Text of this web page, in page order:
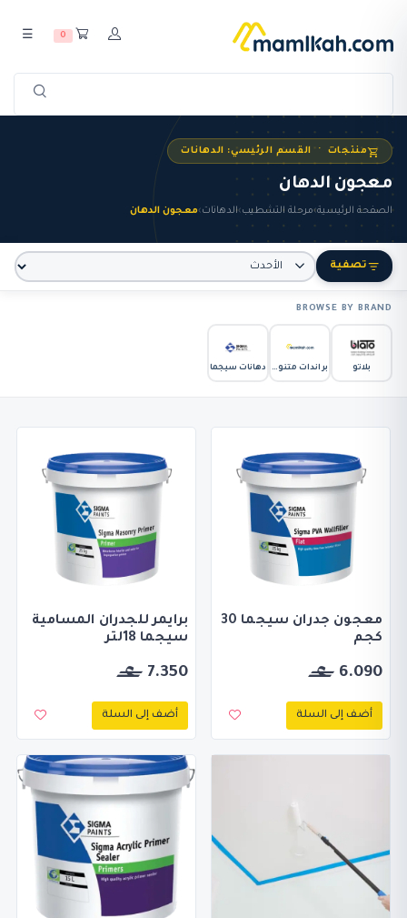
0
☰
منتجات · القسم الرئيسي: الدهانات
معجون الدهان
الصفحة الرئيسية›مرحلة التشطيب›الدهانات›معجون الدهان
تصفية
BROWSE BY BRAND
بلاتو براندات متنوعة دهانات سيجما
معجون جدران سيجما 30
كجم
6.090
أضف إلى السلة
برايمر للجدران المسامية
سيجما 18لتر
7.350
أضف إلى السلة